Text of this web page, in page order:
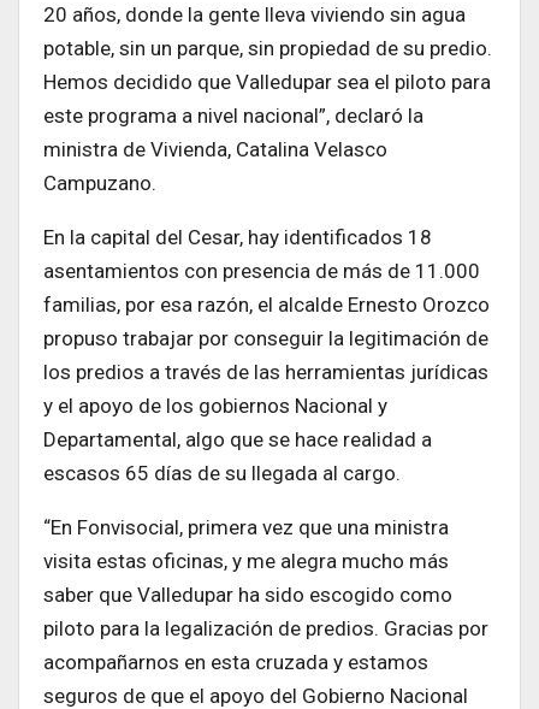
20 años, donde la gente lleva viviendo sin agua
potable, sin un parque, sin propiedad de su predio.
Hemos decidido que Valledupar sea el piloto para
este programa a nivel nacional”, declaró la
ministra de Vivienda, Catalina Velasco
Campuzano.
En la capital del Cesar, hay identificados 18
asentamientos con presencia de más de 11.000
familias, por esa razón, el alcalde Ernesto Orozco
propuso trabajar por conseguir la legitimación de
los predios a través de las herramientas jurídicas
y el apoyo de los gobiernos Nacional y
Departamental, algo que se hace realidad a
escasos 65 días de su llegada al cargo.
“En Fonvisocial, primera vez que una ministra
visita estas oficinas, y me alegra mucho más
saber que Valledupar ha sido escogido como
piloto para la legalización de predios. Gracias por
acompañarnos en esta cruzada y estamos
seguros de que el apoyo del Gobierno Nacional